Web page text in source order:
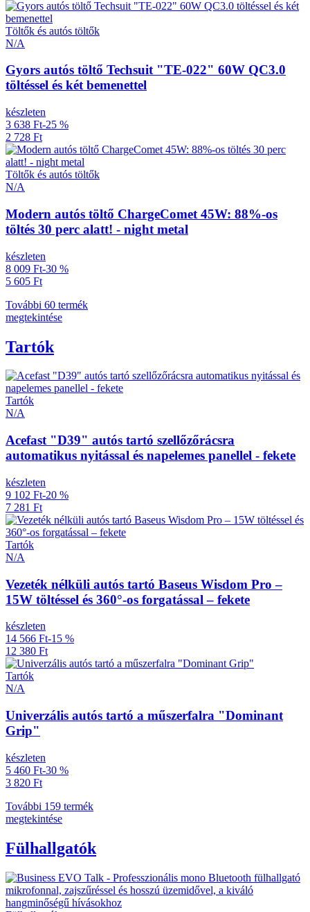
Töltők és autós töltők
N/A
Gyors autós töltő Techsuit "TE-022" 60W QC3.0
töltéssel és két bemenettel
készleten
3 638 Ft-25 %
2 728 Ft
Töltők és autós töltők
N/A
Modern autós töltő ChargeComet 45W: 88%-os
töltés 30 perc alatt! - night metal
készleten
8 009 Ft-30 %
5 605 Ft
További 60 termék
megtekintése
Tartók
Tartók
N/A
Acefast "D39" autós tartó szellőzőrácsra
automatikus nyitással és napelemes panellel - fekete
készleten
9 102 Ft-20 %
7 281 Ft
Tartók
N/A
Vezeték nélküli autós tartó Baseus Wisdom Pro –
15W töltéssel és 360°-os forgatással – fekete
készleten
14 566 Ft-15 %
12 380 Ft
Tartók
N/A
Univerzális autós tartó a műszerfalra "Dominant
Grip"
készleten
5 460 Ft-30 %
3 820 Ft
További 159 termék
megtekintése
Fülhallgatók